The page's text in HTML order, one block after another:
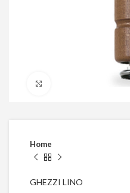
Home
GHEZZI LINO